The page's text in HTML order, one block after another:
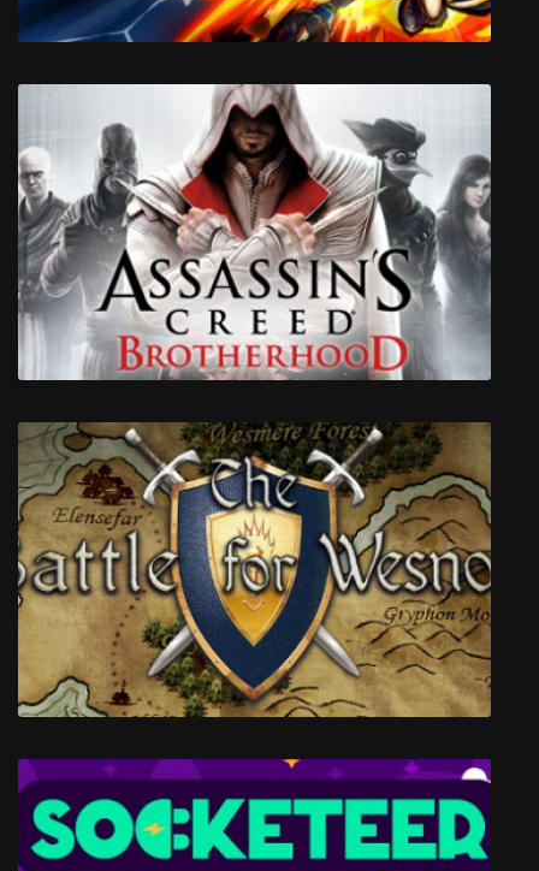
Skybolt Zack
Assassin's Creed: Brotherhood